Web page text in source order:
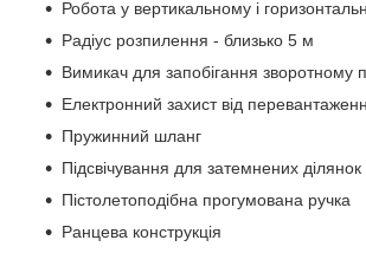
Робота у вертикальному і
Радіус розпилення - близько 5 м
Вимикач для запобігання зворотному
Електронний захист від
Пружинний шланг
Підсвічування для затемнених ділянок
Пістолетоподібна прогумована ручка
Ранцева конструкція